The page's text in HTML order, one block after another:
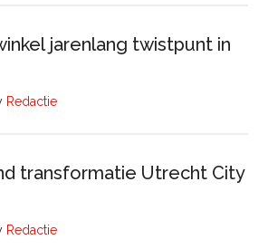
jarenlang twistpunt in
Redactie
transformatie Utrecht City
Redactie